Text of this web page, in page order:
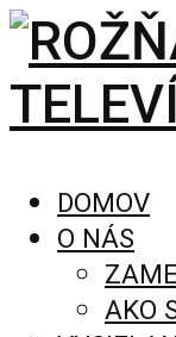
DOMOV
O NÁS
AKO